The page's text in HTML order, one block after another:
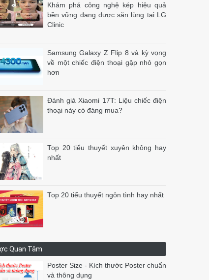
Khám phá công nghệ kép hiệu quả
bền vững đang được săn lùng tại LG
Clinic
Samsung Galaxy Z Flip 8 và kỳ vọng
về một chiếc điện thoại gập nhỏ gọn
hơn
Đánh giá Xiaomi 17T: Liệu chiếc điện
thoại này có đáng mua?
Top 20 tiểu thuyết xuyên không hay
nhất
Top 20 tiểu thuyết ngôn tình hay nhất
Quan Tâm
Poster Size - Kích thước Poster chuẩn
và thông dụng